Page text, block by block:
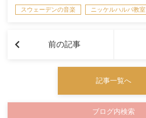
スウェーデンの音楽 ニッケルハルパ教室
前の記事
記事一覧へ
ブログ内検索